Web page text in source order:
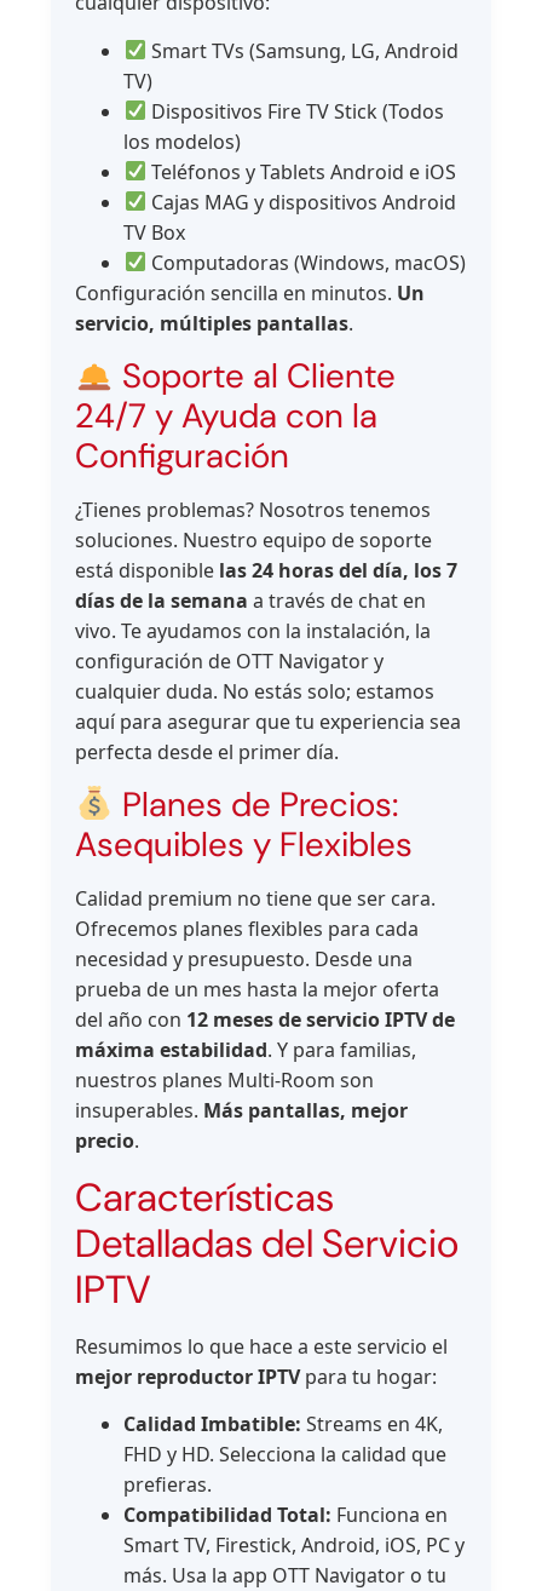
Smart TVs (Samsung, LG, Android
TV)
Dispositivos Fire TV Stick (Todos
los modelos)
Teléfonos y Tablets Android e iOS
Cajas MAG y dispositivos Android
TV Box
Computadoras (Windows, macOS)
Configuración sencilla en minutos. Un
servicio, múltiples pantallas.
Soporte al Cliente
24/7 y Ayuda con la
Configuración
¿Tienes problemas? Nosotros tenemos
soluciones. Nuestro equipo de soporte
está disponible las 24 horas del día, los 7
días de la semana a través de chat en
vivo. Te ayudamos con la instalación, la
configuración de OTT Navigator y
cualquier duda. No estás solo; estamos
aquí para asegurar que tu experiencia sea
perfecta desde el primer día.
Planes de Precios:
Asequibles y Flexibles
Calidad premium no tiene que ser cara.
Ofrecemos planes flexibles para cada
necesidad y presupuesto. Desde una
prueba de un mes hasta la mejor oferta
del año con 12 meses de servicio IPTV de
máxima estabilidad. Y para familias,
nuestros planes Multi-Room son
insuperables. Más pantallas, mejor
precio.
Características
Detalladas del Servicio
IPTV
Resumimos lo que hace a este servicio el
mejor reproductor IPTVpara tu hogar:
Calidad Imbatible: Streams en 4K,
FHD y HD. Selecciona la calidad que
prefieras.
Compatibilidad Total: Funciona en
Smart TV, Firestick, Android, iOS, PC y
más. Usa la app OTT Navigator o tu